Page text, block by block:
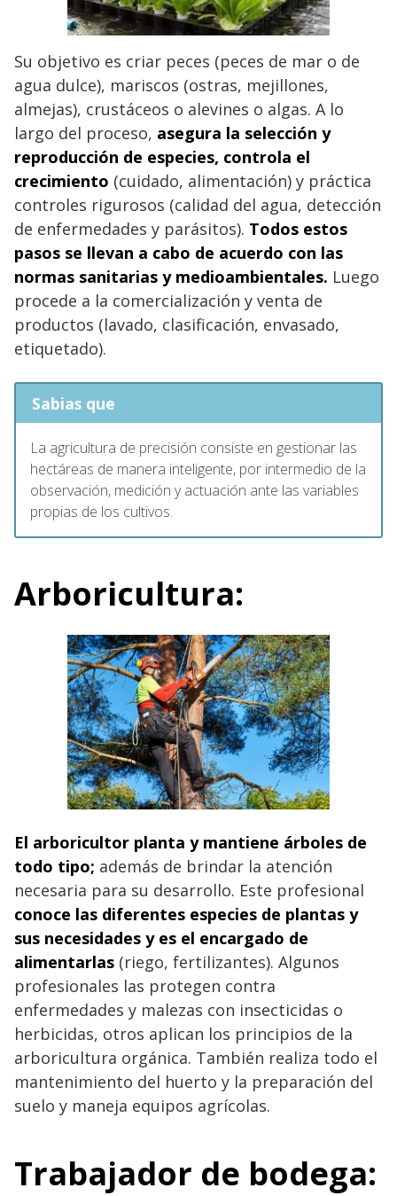
Su objetivo es criar peces (peces de mar o de
agua dulce), mariscos (ostras, mejillones,
almejas), crustáceos o alevines o algas. A lo
largo del proceso, asegura la selección y
reproducción de especies, controla el
crecimiento (cuidado, alimentación) y práctica
controles rigurosos (calidad del agua, detección
de enfermedades y parásitos). Todos estos
pasos se llevan a cabo de acuerdo con las
normas sanitarias y medioambientales. Luego
procede a la comercialización y venta de
productos (lavado, clasificación, envasado,
etiquetado).
Sabias que
La agricultura de precisión consiste en gestionar las
hectáreas de manera inteligente, por intermedio de la
observación, medición y actuación ante las variables
propias de los cultivos.
Arboricultura:
El arboricultor planta y mantiene árboles de
todo tipo; además de brindar la atención
necesaria para su desarrollo. Este profesional
conoce las diferentes especies de plantas y
sus necesidades y es el encargado de
alimentarlas (riego, fertilizantes). Algunos
profesionales las protegen contra
enfermedades y malezas con insecticidas o
herbicidas, otros aplican los principios de la
arboricultura orgánica. También realiza todo el
mantenimiento del huerto y la preparación del
suelo y maneja equipos agrícolas.
Trabajador de bodega: